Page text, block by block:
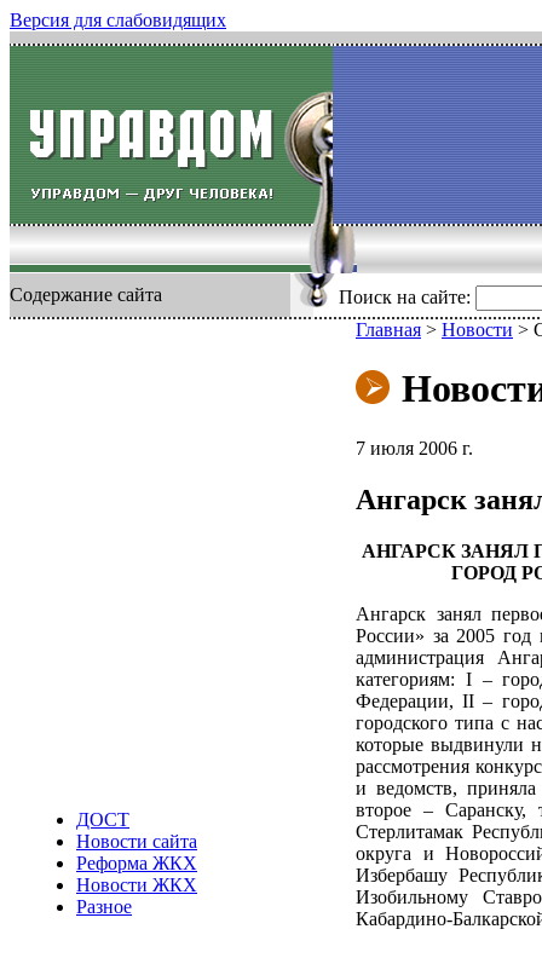
Версия для слабовидящих
Содержание сайта Поиск на сайте:
ДОСТ
Новости сайта
Реформа ЖКХ
Новости ЖКХ
Разное
Главная > Новости >
7 июля 2006 г.
Ангарск
АНГАРСК
ГОРОД
Ангарск занял
России» за 2005 год
администрация
категориям: I –
Федерации, II –
городского типа с
которые выдвинули
рассмотрения
и ведомств,
второе –
Стерлитамак
округа и
Избербашу
Изобильному
Кабардино-